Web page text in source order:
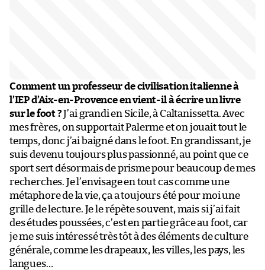
Comment un professeur de civilisation italienne à
l’IEP d’Aix-en-Provence en vient-il à écrire un livre
sur le foot ? J’ai grandi en Sicile, à Caltanissetta. Avec
mes frères, on supportait Palerme et on jouait tout le
temps, donc j’ai baigné dans le foot. En grandissant, je
suis devenu toujours plus passionné, au point que ce
sport sert désormais de prisme pour beaucoup de mes
recherches. Je l’envisage en tout cas comme une
métaphore de la vie, ça a toujours été pour moi une
grille de lecture. Je le répète souvent, mais si j’ai fait
des études poussées, c’est en partie grâce au foot, car
je me suis intéressé très tôt à des éléments de culture
générale, comme les drapeaux, les villes, les pays, les
langues…